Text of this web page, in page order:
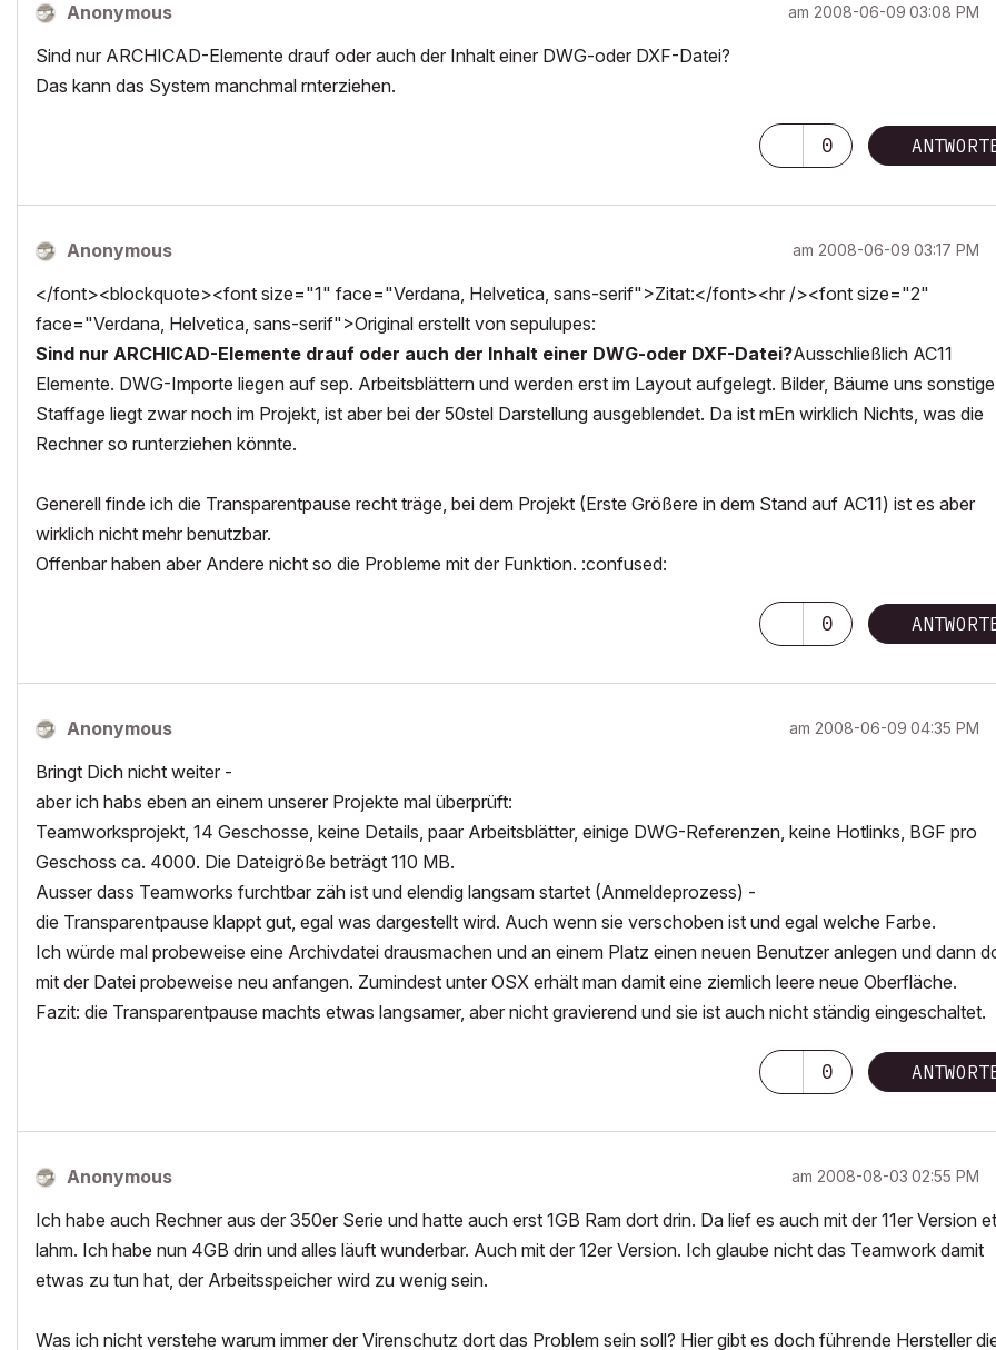
Anonymous am ‎2008-06-09 03:08 PM
Sind nur ARCHICAD-Elemente drauf oder auch der Inhalt einer DWG-oder DXF-Datei?
Das kann das System manchmal rnterziehen.
0
Anonymous am ‎2008-06-09 03:17 PM
</font><blockquote><font size="1" face="Verdana, Helvetica, sans-serif">Zitat:</font><hr /><font size="2"
face="Verdana, Helvetica, sans-serif">Original erstellt von sepulupes:
Sind nur ARCHICAD-Elemente drauf oder auch der Inhalt einer DWG-oder DXF-Datei?Ausschließlich AC11
Elemente. DWG-Importe liegen auf sep. Arbeitsblättern und werden erst im Layout aufgelegt. Bilder, Bäume uns sonstige
Staffage liegt zwar noch im Projekt, ist aber bei der 50stel Darstellung ausgeblendet. Da ist mEn wirklich Nichts, was die
Rechner so runterziehen könnte.
Generell finde ich die Transparentpause recht träge, bei dem Projekt (Erste Größere in dem Stand auf AC11) ist es aber
wirklich nicht mehr benutzbar.
Offenbar haben aber Andere nicht so die Probleme mit der Funktion. :confused:
0
Anonymous am ‎2008-06-09 04:35 PM
Bringt Dich nicht weiter -
aber ich habs eben an einem unserer Projekte mal überprüft:
Teamworksprojekt, 14 Geschosse, keine Details, paar Arbeitsblätter, einige DWG-Referenzen, keine Hotlinks, BGF pro
Geschoss ca. 4000. Die Dateigröße beträgt 110 MB.
Ausser dass Teamworks furchtbar zäh ist und elendig langsam startet (Anmeldeprozess) -
die Transparentpause klappt gut, egal was dargestellt wird. Auch wenn sie verschoben ist und egal welche Farbe.
Ich würde mal probeweise eine Archivdatei drausmachen und an einem Platz einen neuen Benutzer anlegen und dann
mit der Datei probeweise neu anfangen. Zumindest unter OSX erhält man damit eine ziemlich leere neue Oberfläche.
Fazit: die Transparentpause machts etwas langsamer, aber nicht gravierend und sie ist auch nicht ständig eingeschaltet.
0
Anonymous am ‎2008-08-03 02:55 PM
Ich habe auch Rechner aus der 350er Serie und hatte auch erst 1GB Ram dort drin. Da lief es auch mit der 11er Version
lahm. Ich habe nun 4GB drin und alles läuft wunderbar. Auch mit der 12er Version. Ich glaube nicht das Teamwork damit
etwas zu tun hat, der Arbeitsspeicher wird zu wenig sein.
Was ich nicht verstehe warum immer der Virenschutz dort das Problem sein soll? Hier gibt es doch führende Hersteller